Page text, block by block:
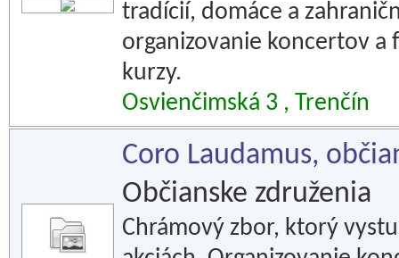
tradícií, domáce a
organizovanie koncertov a
kurzy.
Osvienčimská 3 , Trenčín
Coro Laudamus,
Občianske združenia
Chrámový zbor, ktorý